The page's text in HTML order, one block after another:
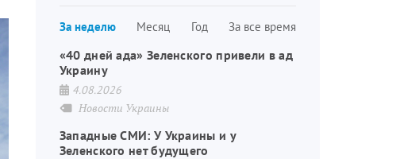
За неделю Месяц Год За все времястраниц
«40 дней ада» Зеленского привели в ад
Украину
4.08.2026
Новости Украины
Западные СМИ: У Украины и у
Зеленского нет будущего